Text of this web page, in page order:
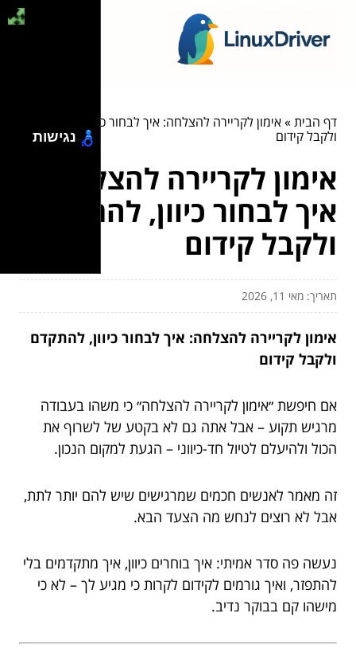
דף הבית»אימון לקריירה להצלחה: איך לבחור כיוון, להתקדם
ולקבל קידום
אימון לקריירה להצלחה:
איך לבחור כיוון, להתקדם
ולקבל קידום
תאריך: מאי 11, 2026
אימון לקריירה להצלחה: איך לבחור כיוון, להתקדם
ולקבל קידום
אם חיפשת ״אימון לקריירה להצלחה״ כי משהו בעבודה
מרגיש תקוע – אבל אתה גם לא בקטע של לשרוף את
הכול ולהיעלם לטיול חד-כיווני – הגעת למקום הנכון.
זה מאמר לאנשים חכמים שמרגישים שיש להם יותר לתת,
אבל לא רוצים לנחש מה הצעד הבא.
נעשה פה סדר אמיתי: איך בוחרים כיוון, איך מתקדמים בלי
להתפזר, ואיך גורמים לקידום לקרות כי מגיע לך – לא כי
מישהו קם בבוקר נדיב.
נגישות